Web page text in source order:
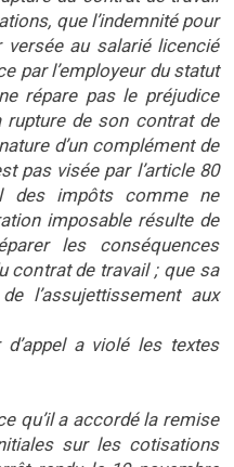
que l’indemnité pour
au salarié licencié
par l’employeur du statut
répare pas le préjudice
de son contrat de
d’un complément de
pas visée par l’article 80
des impôts comme ne
imposable résulte de
les conséquences
contrat de travail ; que sa
l’assujettissement aux
d’appel a violé les textes
qu’il a accordé la remise
sur les cotisations